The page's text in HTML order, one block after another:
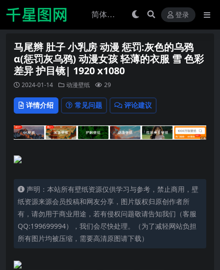
登录
马尾辫 肚子 小乳房 动漫 惩罚:灰色的乌鸦
α(惩罚灰乌鸦) 动漫女孩 轻薄的衣服 雪 色彩
差异 护目镜| 1920 x1080
2024-01-14 动漫壁纸 29
详情介绍 常见问题 评论建议
声明：本站所有壁纸资源仅供学习与参考，禁止商用，壁
纸资源来源会员投稿和网友分享，图片版权归原创作者所
有，请勿用于商业用途，若有侵权问题敬请告知我们（客服
QQ:199699994），我们会尽快处理。（为了减轻网站负担
所有图片均被压缩，需要高清原图请下载）